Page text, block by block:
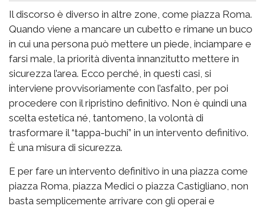
Il discorso è diverso in altre zone, come piazza Roma.
Quando viene a mancare un cubetto e rimane un buco
in cui una persona può mettere un piede, inciampare e
farsi male, la priorità diventa innanzitutto mettere in
sicurezza l’area. Ecco perché, in questi casi, si
interviene provvisoriamente con l’asfalto, per poi
procedere con il ripristino definitivo. Non è quindi una
scelta estetica né, tantomeno, la volontà di
trasformare il “tappa-buchi” in un intervento definitivo.
È una misura di sicurezza.
E per fare un intervento definitivo in una piazza come
piazza Roma, piazza Medici o piazza Castigliano, non
basta semplicemente arrivare con gli operai e